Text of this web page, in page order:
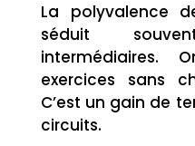
La polyvalence
séduit
intermédiaires.
exercices sans
C’est un gain de
circuits.